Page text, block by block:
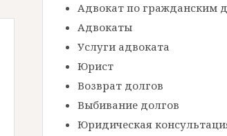
Адвокат по гражданским
Адвокаты
Услуги адвоката
Юрист
Возврат долгов
Выбивание долгов
Юридическая